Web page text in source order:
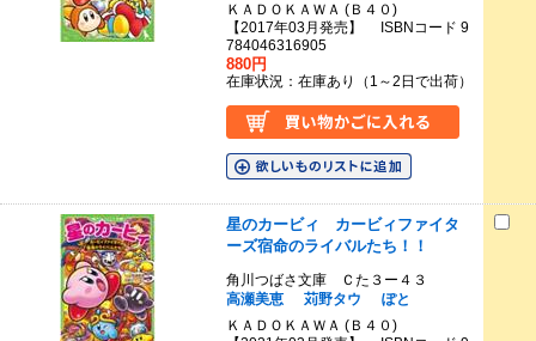
ＫＡＤＯＫＡＷＡ (Ｂ４０)
【2017年03月発売】 ISBNコード 9
784046316905
880円
在庫状況：在庫あり（1～2日で出荷）
星のカービィ カービィファイタ
ーズ宿命のライバルたち！！
角川つばさ文庫 Ｃた３ー４３
高瀬美恵
苅野タウ
ぽと
ＫＡＤＯＫＡＷＡ (Ｂ４０)